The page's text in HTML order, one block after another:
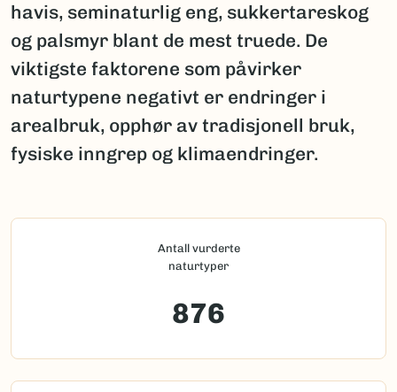
havis, seminaturlig eng, sukkertareskog
og palsmyr blant de mest truede. De
viktigste faktorene som påvirker
naturtypene negativt er endringer i
arealbruk, opphør av tradisjonell bruk,
fysiske inngrep og klimaendringer.
Antall vurderte
naturtyper
876